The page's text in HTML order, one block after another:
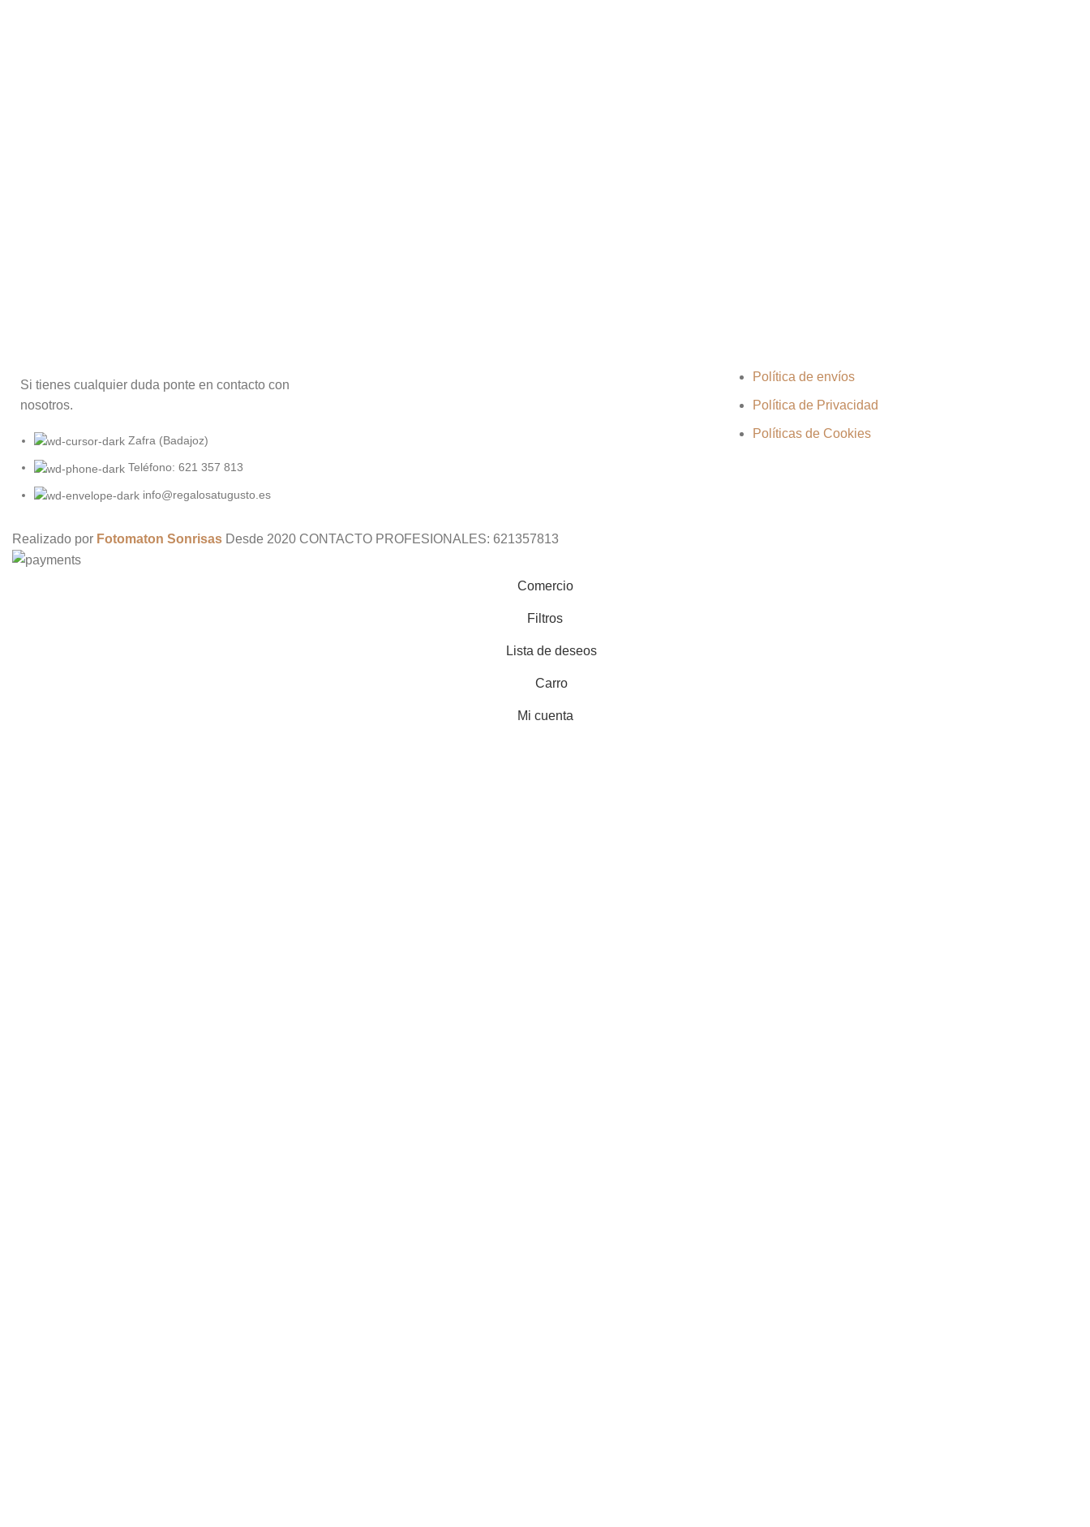
Si tienes cualquier duda ponte en contacto con
nosotros.
Zafra (Badajoz)
Teléfono: 621 357 813
info@regalosatugusto.es
Política de envíos
Política de Privacidad
Políticas de Cookies
Realizado por Fotomaton Sonrisas Desde 2020 CONTACTO PROFESIONALES: 621357813
Comercio
Filtros
Lista de deseos
Carro
Mi cuenta